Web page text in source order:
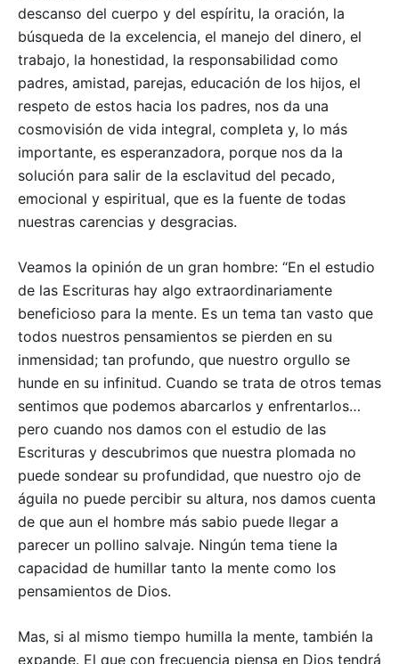
Seguinos
descanso del cuerpo y del espíritu, la oración, la
búsqueda de la excelencia, el manejo del dinero, el
trabajo, la honestidad, la responsabilidad como
padres, amistad, parejas, educación de los hijos, el
respeto de estos hacia los padres, nos da una
cosmovisión de vida integral, completa y, lo más
importante, es esperanzadora, porque nos da la
solución para salir de la esclavitud del pecado,
emocional y espiritual, que es la fuente de todas
nuestras carencias y desgracias.
Veamos la opinión de un gran hombre: “En el estudio
de las Escrituras hay algo extraordinariamente
beneficioso para la mente. Es un tema tan vasto que
todos nuestros pensamientos se pierden en su
inmensidad; tan profundo, que nuestro orgullo se
hunde en su infinitud. Cuando se trata de otros temas
sentimos que podemos abarcarlos y enfrentarlos…
pero cuando nos damos con el estudio de las
Escrituras y descubrimos que nuestra plomada no
puede sondear su profundidad, que nuestro ojo de
águila no puede percibir su altura, nos damos cuenta
de que aun el hombre más sabio puede llegar a
parecer un pollino salvaje. Ningún tema tiene la
capacidad de humillar tanto la mente como los
pensamientos de Dios.
Mas, si al mismo tiempo humilla la mente, también la
expande. El que con frecuencia piensa en Dios tendrá